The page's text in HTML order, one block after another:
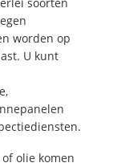
soorten
worden op
U kunt
olie komen